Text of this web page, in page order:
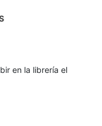
en la librería el